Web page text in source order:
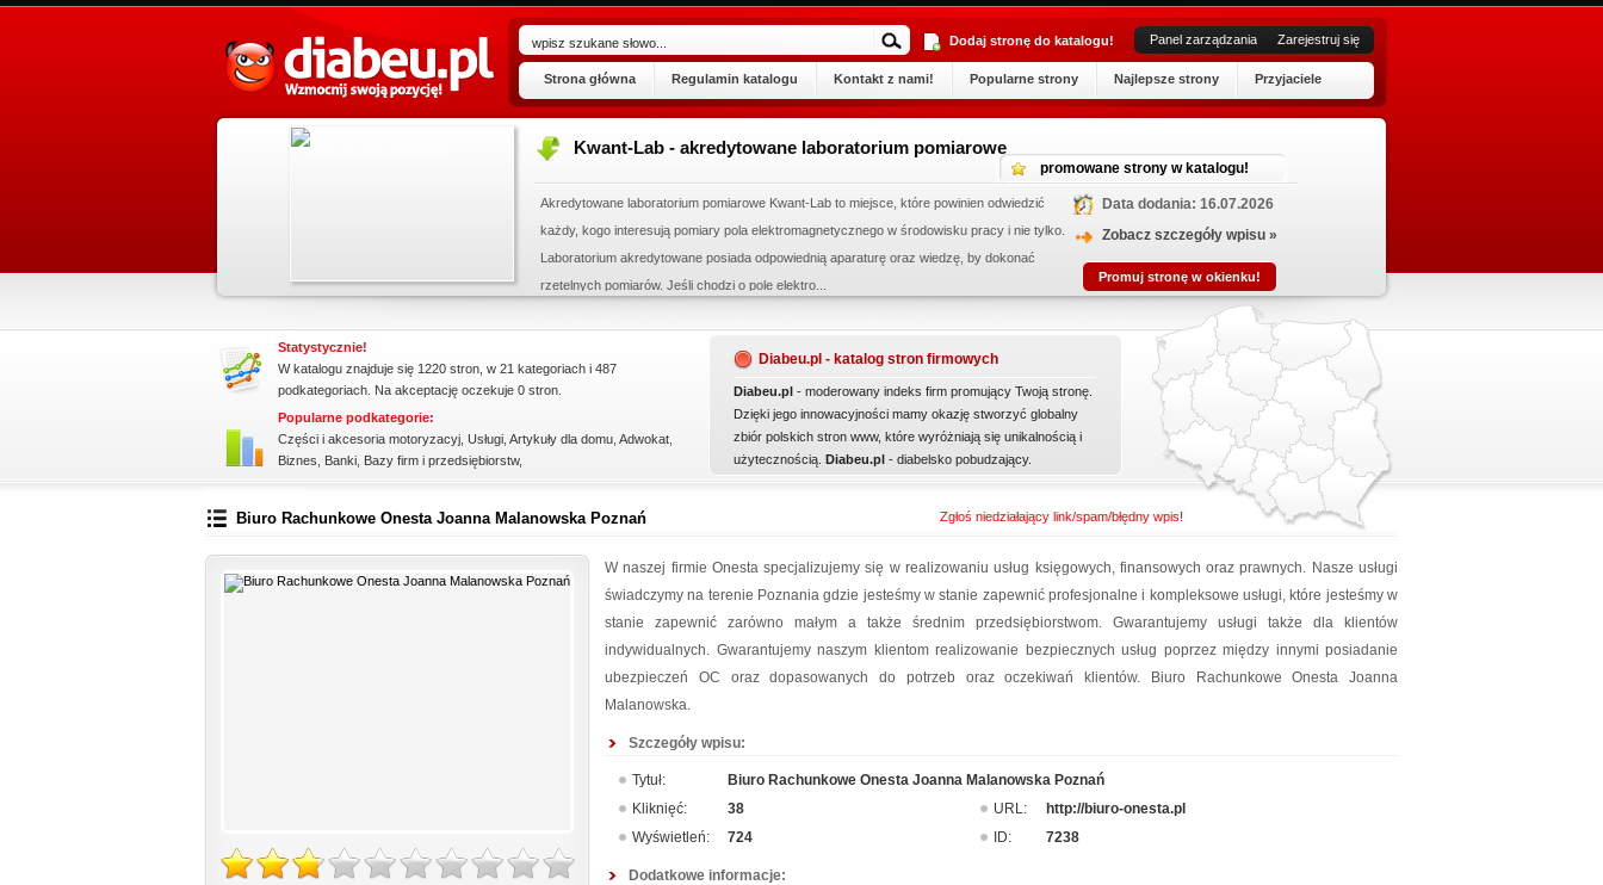
Dodaj stronę do katalogu! Panel zarządzania Zarejestruj się
Strona główna Regulamin katalogu Kontakt z nami! Popularne strony Najlepsze strony Przyjaciele
Kwant-Lab - akredytowane laboratorium pomiarowe
promowane strony w katalogu!
Akredytowane laboratorium pomiarowe Kwant-Lab to miejsce, które powinien odwiedzić
każdy, kogo interesują pomiary pola elektromagnetycznego w środowisku pracy i nie tylko.
Laboratorium akredytowane posiada odpowiednią aparaturę oraz wiedzę, by dokonać
rzetelnych pomiarów. Jeśli chodzi o pole elektro...
Data dodania: 16.07.2026
Zobacz szczegóły wpisu »
Promuj stronę w okienku!
Diabeu.pl - katalog stron firmowych
Diabeu.pl - moderowany indeks firm promujący Twoją stronę.
Dzięki jego innowacyjności mamy okazję stworzyć globalny
zbiór polskich stron www, które wyróżniają się unikalnością i
użytecznością. Diabeu.pl - diabelsko pobudzający.
Statystycznie!
W katalogu znajduje się 1220 stron, w 21 kategoriach i 487
podkategoriach. Na akceptację oczekuje 0 stron.
Popularne podkategorie:
Części i akcesoria motoryzacyj Usługi Artykuły dla domu Adwokat
Biznes
Banki Bazy firm i przedsiębiorstw,
Biuro Rachunkowe Onesta Joanna Malanowska Poznań Zgłoś niedziałający link/spam/błędny wpis!
W naszej firmie Onesta specjalizujemy się w realizowaniu usług księgowych, finansowych oraz prawnych. Nasze usługi
świadczymy na terenie Poznania gdzie jesteśmy w stanie zapewnić profesjonalne i kompleksowe usługi, które jesteśmy w
stanie zapewnić zarówno małym a także średnim przedsiębiorstwom. Gwarantujemy usługi także dla klientów
indywidualnych. Gwarantujemy naszym klientom realizowanie bezpiecznych usług poprzez między innymi posiadanie
ubezpieczeń OC oraz dopasowanych do potrzeb oraz oczekiwań klientów. Biuro Rachunkowe Onesta Joanna
Malanowska.
Szczegóły wpisu:
Tytuł:
Biuro Rachunkowe Onesta Joanna Malanowska Poznań
Kliknięć:
38 URL:
http://biuro-onesta.pl
Wyświetleń:
724 ID: 7238
Dodatkowe informacje: